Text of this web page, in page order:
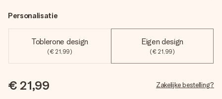
Personalisatie
Toblerone design
(€ 21,99)
Eigen design
(€ 21,99)
€ 21,99 Zakelijke bestelling?